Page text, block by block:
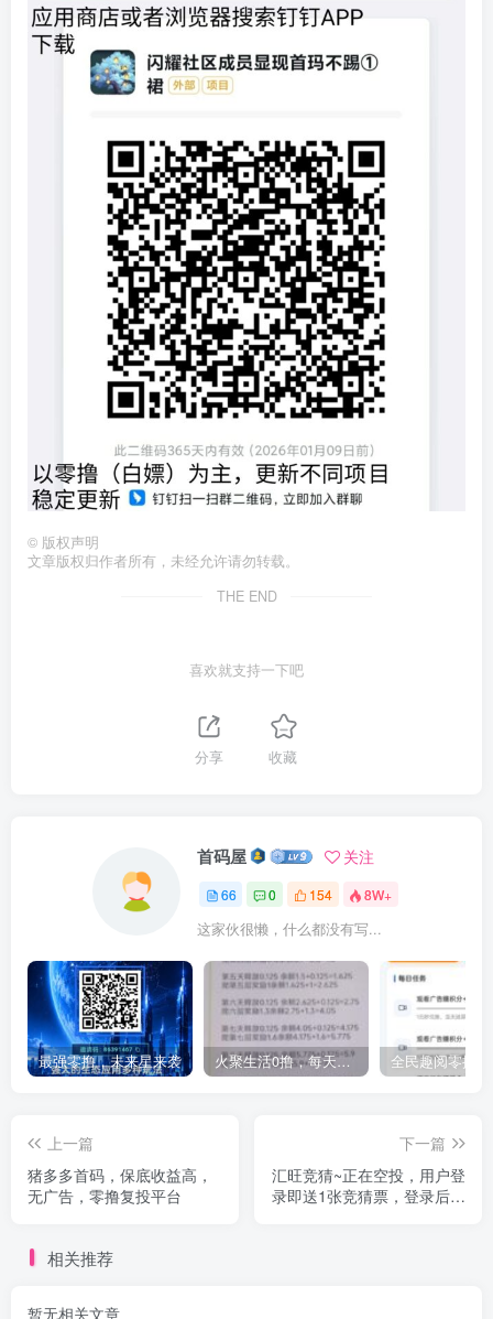
© 版权声明
文章版权归作者所有，未经允许请勿转载。
THE END
喜欢就支持一下吧
分享 收藏
首码屋 关注
66 0 154 8W+
这家伙很懒，什么都没有写...
最强零撸，未来星来袭 火聚生活0撸，每天5个广告，简单爬墙就行，价值高
上一篇
猪多多首码，保底收益高，
无广告，零撸复投平台
下一篇
汇旺竞猜~正在空投，用户登
录即送1张竞猜票，登录后手
相关推荐
暂无相关文章